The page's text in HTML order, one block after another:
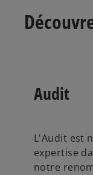
Audit
L'Audit est
expertise
notre